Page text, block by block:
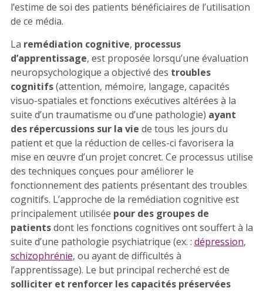
l’estime de soi des patients bénéficiaires de l’utilisation
de ce média.
La remédiation cognitive, processus
d’apprentissage, est proposée lorsqu’une évaluation
neuropsychologique a objectivé des troubles
cognitifs(attention, mémoire, langage, capacités
visuo-spatiales et fonctions exécutives altérées à la
suite d’un traumatisme ou d’une pathologie) ayant
des répercussions sur la vie de tous les jours du
patient et que la réduction de celles-ci favorisera la
mise en œuvre d’un projet concret. Ce processus utilise
des techniques conçues pour améliorer le
fonctionnement des patients présentant des troubles
cognitifs. L’approche de la remédiation cognitive est
principalement utilisée pour des groupes de
patientsdont les fonctions cognitives ont souffert à la
suite d’une pathologie psychiatrique (ex. : dépression,
schizophrénie, ou ayant de difficultés à
l’apprentissage). Le but principal recherché est de
solliciter et renforcer les capacités préservées